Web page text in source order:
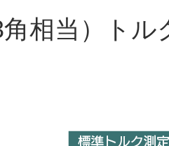
相当）トル